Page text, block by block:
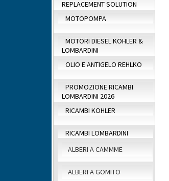
REPLACEMENT SOLUTION
MOTOPOMPA
MOTORI DIESEL KOHLER &
LOMBARDINI
OLIO E ANTIGELO REHLKO
PROMOZIONE RICAMBI
LOMBARDINI 2026
RICAMBI KOHLER
RICAMBI LOMBARDINI
ALBERI A CAMMME
ALBERI A GOMITO